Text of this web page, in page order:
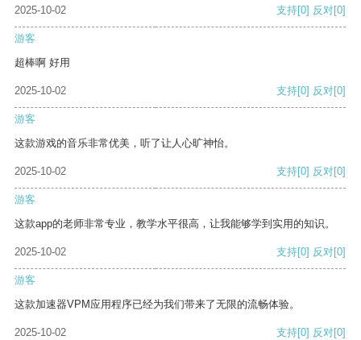
2025-10-02 支持[0] 反对[0]
游客
超棒啊 好用
2025-10-02 支持[0] 反对[0]
游客
这款游戏的音乐非常优美，听了让人心旷神怡。
2025-10-02 支持[0] 反对[0]
游客
这款app的老师非常专业，教学水平很高，让我能够学到实用的知识。
2025-10-02 支持[0] 反对[0]
游客
这款加速器VPM应用程序已经为我们带来了无限的流畅体验。
2025-10-02 支持[0] 反对[0]